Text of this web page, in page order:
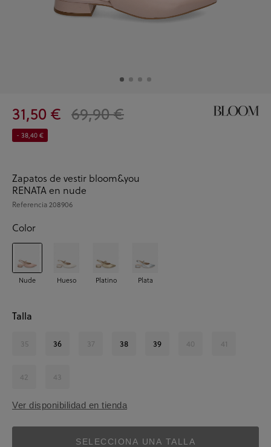
31,50 € 69,90 €
- 38,40 €
Zapatos de vestir bloom&you
RENATA en nude
Referencia208906
Color
Nude Hueso Platino Plata
Talla
35 36 37 38 39 40 41
42 43
Ver disponibilidad en tienda
SELECCIONA UNA TALLA